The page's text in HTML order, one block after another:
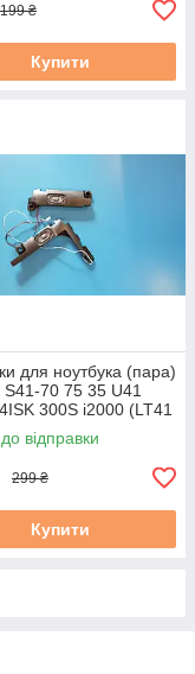
199 ₴
Купити
для ноутбука (пара)
S41-70 75 35 U41
300S i2000 (LT41
б/в
відправки
299 ₴
Купити